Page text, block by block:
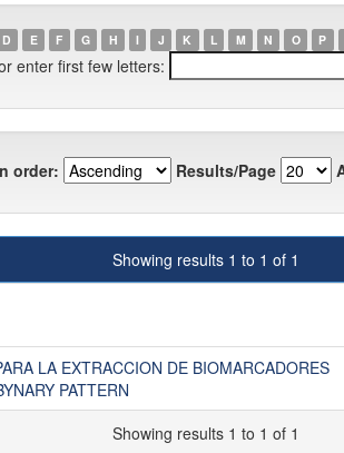
D E F G H I J K L M N O P
enter first few letters:
order: Results/Page
Showing results 1 to 1 of 1
LA EXTRACCION DE BIOMARCADORES
PATTERN
Showing results 1 to 1 of 1